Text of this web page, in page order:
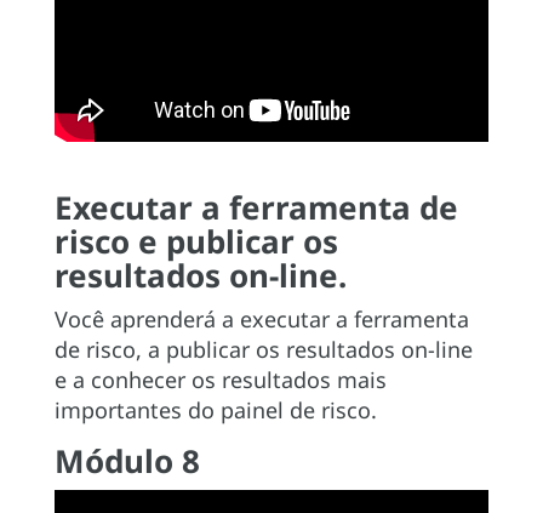
Executar a ferramenta de
risco e publicar os
resultados on-line.
Você aprenderá a executar a ferramenta
de risco, a publicar os resultados on-line
e a conhecer os resultados mais
importantes do painel de risco.
Módulo 8